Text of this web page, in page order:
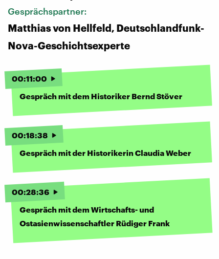
Gesprächspartner:
Matthias von Hellfeld, Deutschlandfunk-
Nova-Geschichtsexperte
00:11:00
Gespräch mit dem Historiker Bernd Stöver
00:18:38
Gespräch mit der Historikerin Claudia Weber
00:28:36
Gespräch mit dem Wirtschafts- und
Ostasienwissenschaftler Rüdiger Frank